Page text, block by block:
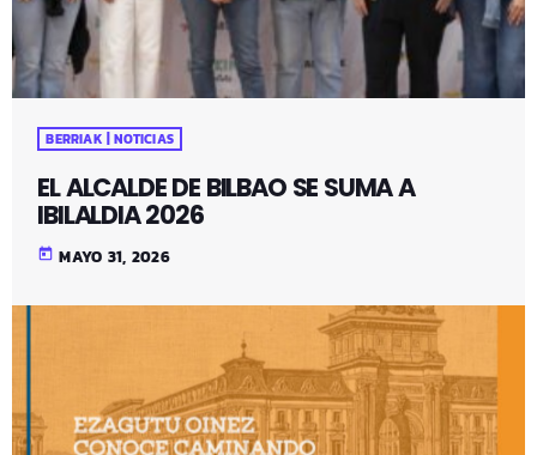
BERRIAK | NOTICIAS
EL ALCALDE DE BILBAO SE SUMA A
IBILALDIA 2026
today MAYO 31, 2026